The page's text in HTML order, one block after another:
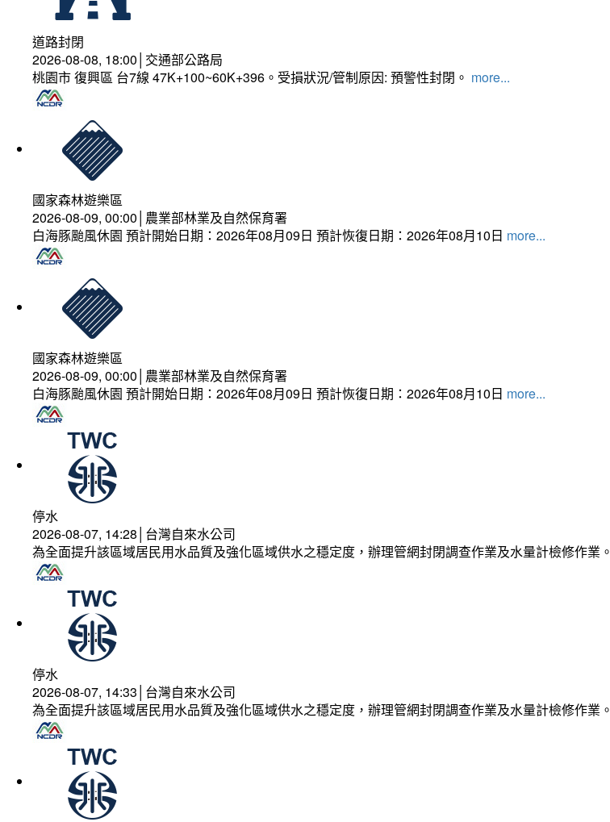
道路封閉
2026-08-08, 18:00│交通部公路局
桃園市 復興區 台7線 47K+100~60K+396。受損狀況/管制原因: 預警性封閉。 more...
國家森林遊樂區
2026-08-09, 00:00│農業部林業及自然保育署
白海豚颱風休園 預計開始日期：2026年08月09日 預計恢復日期：2026年08月10日 more...
國家森林遊樂區
2026-08-09, 00:00│農業部林業及自然保育署
白海豚颱風休園 預計開始日期：2026年08月09日 預計恢復日期：2026年08月10日 more...
停水
2026-08-07, 14:28│台灣自來水公司
為全面提升該區域居民用水品質及強化區域供水之穩定度，辦理管網封閉調查作業及水量計檢修作業。
停水
2026-08-07, 14:33│台灣自來水公司
為全面提升該區域居民用水品質及強化區域供水之穩定度，辦理管網封閉調查作業及水量計檢修作業。